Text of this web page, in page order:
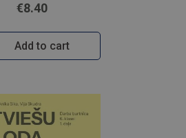
€8.40
Add to cart